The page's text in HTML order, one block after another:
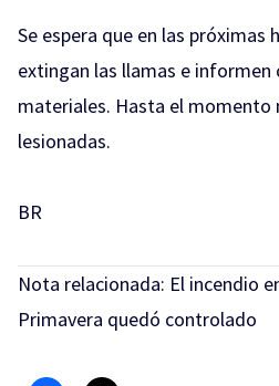
Se espera que en las próximas
extingan las llamas e informen
materiales. Hasta el momento
lesionadas.
BR
Nota relacionada: El incendio
Primavera quedó controlado